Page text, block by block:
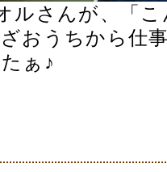
ルさんが、「
おうちから仕
ぁ♪